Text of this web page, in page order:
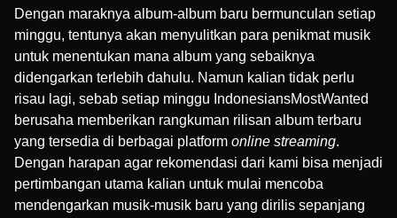
Dengan maraknya album-album baru bermunculan setiap
minggu, tentunya akan menyulitkan para penikmat musik
untuk menentukan mana album yang sebaiknya
didengarkan terlebih dahulu. Namun kalian tidak perlu
risau lagi, sebab setiap minggu IndonesiansMostWanted
berusaha memberikan rangkuman rilisan album terbaru
yang tersedia di berbagai platform online streaming.
Dengan harapan agar rekomendasi dari kami bisa menjadi
pertimbangan utama kalian untuk mulai mencoba
mendengarkan musik-musik baru yang dirilis sepanjang